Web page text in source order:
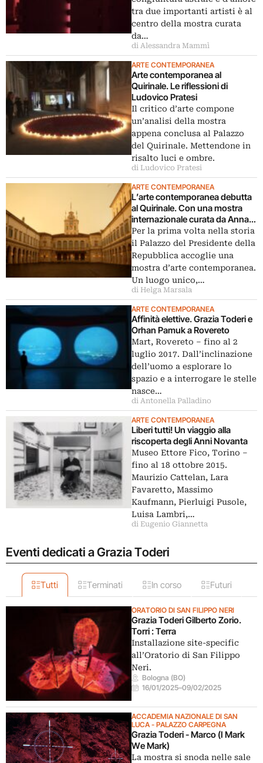
tra due importanti artisti è al
centro della mostra curata
da…
di Alessandra Mammì
ARTE CONTEMPORANEA
Arte contemporanea al
Quirinale. Le riflessioni di
Ludovico Pratesi
Il critico d’arte compone
un’analisi della mostra
appena conclusa al Palazzo
del Quirinale. Mettendone in
risalto luci e ombre.
di Ludovico Pratesi
ARTE CONTEMPORANEA
L’arte contemporanea debutta
al Quirinale. Con una mostra
internazionale curata da Anna
Mattirolo
Per la prima volta nella storia
il Palazzo del Presidente della
Repubblica accoglie una
mostra d’arte contemporanea.
Un luogo unico,…
di Helga Marsala
ARTE CONTEMPORANEA
Affinità elettive. Grazia Toderi e
Orhan Pamuk a Rovereto
Mart, Rovereto – fino al 2
luglio 2017. Dall’inclinazione
dell’uomo a esplorare lo
spazio e a interrogare le stelle
nasce…
di Antonella Palladino
ARTE CONTEMPORANEA
Liberi tutti! Un viaggio alla
riscoperta degli Anni Novanta
Museo Ettore Fico, Torino –
fino al 18 ottobre 2015.
Maurizio Cattelan, Lara
Favaretto, Massimo
Kaufmann, Pierluigi Pusole,
Luisa Lambri,…
di Eugenio Giannetta
Eventi dedicati a Grazia Toderi
Tutti Terminati In corso Futuri
ORATORIO DI SAN FILIPPO NERI
Grazia Toderi Gilberto Zorio.
Torri : Terra
Installazione site-specific
all’Oratorio di San Filippo
Neri.
Bologna (BO)
16/01/2025–09/02/2025
ACCADEMIA NAZIONALE DI SAN
LUCA - PALAZZO CARPEGNA
Grazia Toderi - Marco (I Mark
We Mark)
La mostra si snoda nelle sale